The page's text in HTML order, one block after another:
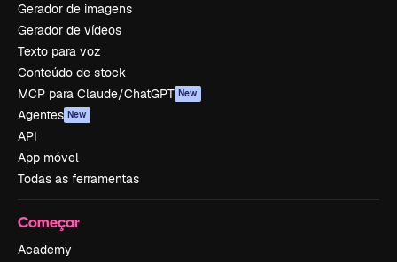
Gerador de imagens
Gerador de vídeos
Texto para voz
Conteúdo de stock
MCP para Claude/ChatGPT New
Agentes New
API
App móvel
Todas as ferramentas
Começar
Academy